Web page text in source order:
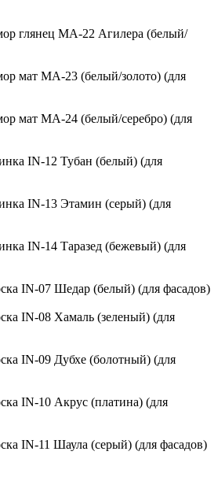
глянец MA-22 Агилера (белый/
мат MA-23 (белый/золото) (для
мат MA-24 (белый/серебро) (для
IN-12 Тубан (белый) (для
IN-13 Этамин (серый) (для
IN-14 Таразед (бежевый) (для
IN-07 Шедар (белый) (для фасадов)
IN-08 Хамаль (зеленый) (для
IN-09 Дубхе (болотный) (для
IN-10 Акрус (платина) (для
IN-11 Шаула (серый) (для фасадов)